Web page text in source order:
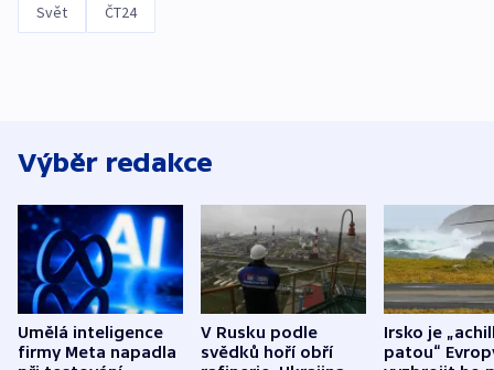
Svět ČT24
Výběr redakce
Umělá inteligence
firmy Meta napadla
V Rusku podle
svědků hoří obří
Irsko je
patou“